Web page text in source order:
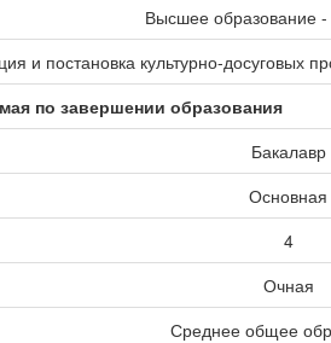
Высшее образование -
и постановка культурно-досуговых
по завершении образования
Бакалавр
Основная
4
Очная
Среднее общее